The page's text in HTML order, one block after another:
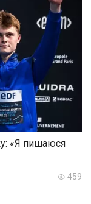
«Я пишаюся
459